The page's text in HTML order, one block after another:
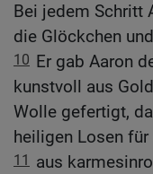
Bei jedem Schritt
die Glöckchen
10 Er gab Aaron
kunstvoll aus
Wolle gefertigt,
heiligen Losen
11
aus